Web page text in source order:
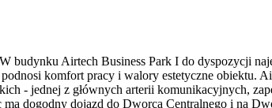
budynku Airtech Business Park I do dyspozycji
komfort pracy i walory estetyczne obiektu.
- jednej z głównych arterii komunikacyjnych,
dogodny dojazd do Dworca Centralnego i na